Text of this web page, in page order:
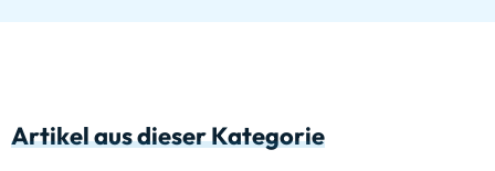
Artikel aus dieser Kategorie